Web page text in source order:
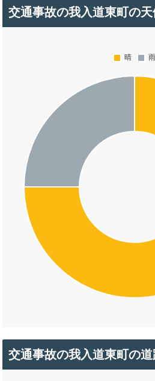
交通事故の我入道東町の
交通事故の我入道東町の